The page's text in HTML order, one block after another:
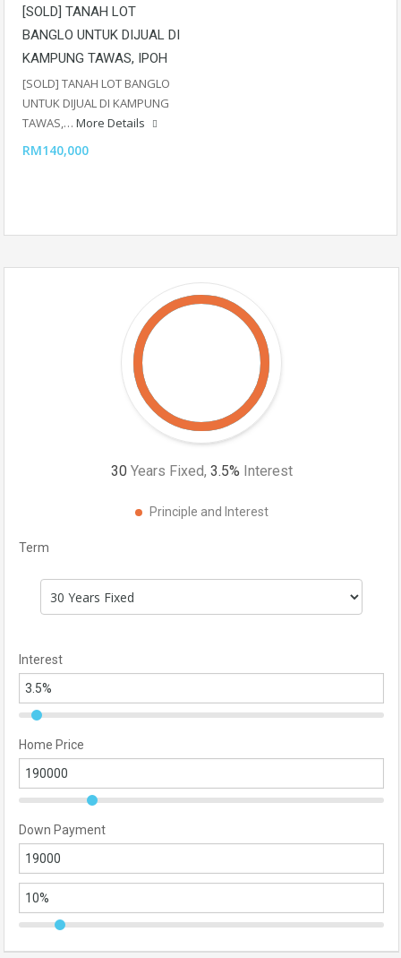
[SOLD] TANAH LOT
BANGLO UNTUK DIJUAL DI
KAMPUNG TAWAS, IPOH
[SOLD] TANAH LOT BANGLO
UNTUK DIJUAL DI KAMPUNG
TAWAS,… More Details
RM140,000
30 Years Fixed, 3.5% Interest
Principle and Interest
Term
Interest
Home Price
Down Payment